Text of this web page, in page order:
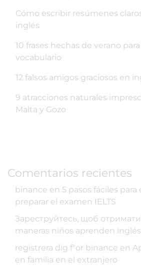
Cómo escribir resúmenes
inglés
10 frases hechas de verano
vocabulario
12 falsos amigos graciosos en
9 atracciones naturales
Malta y Gozo
Comentarios recientes
binance en 5 pasos fáciles para
preparar el examen IELTS
Зареструйтесь, щоб отримати
maneras niños aprenden
registrera dig f"or binance en
en familia en el extranjero